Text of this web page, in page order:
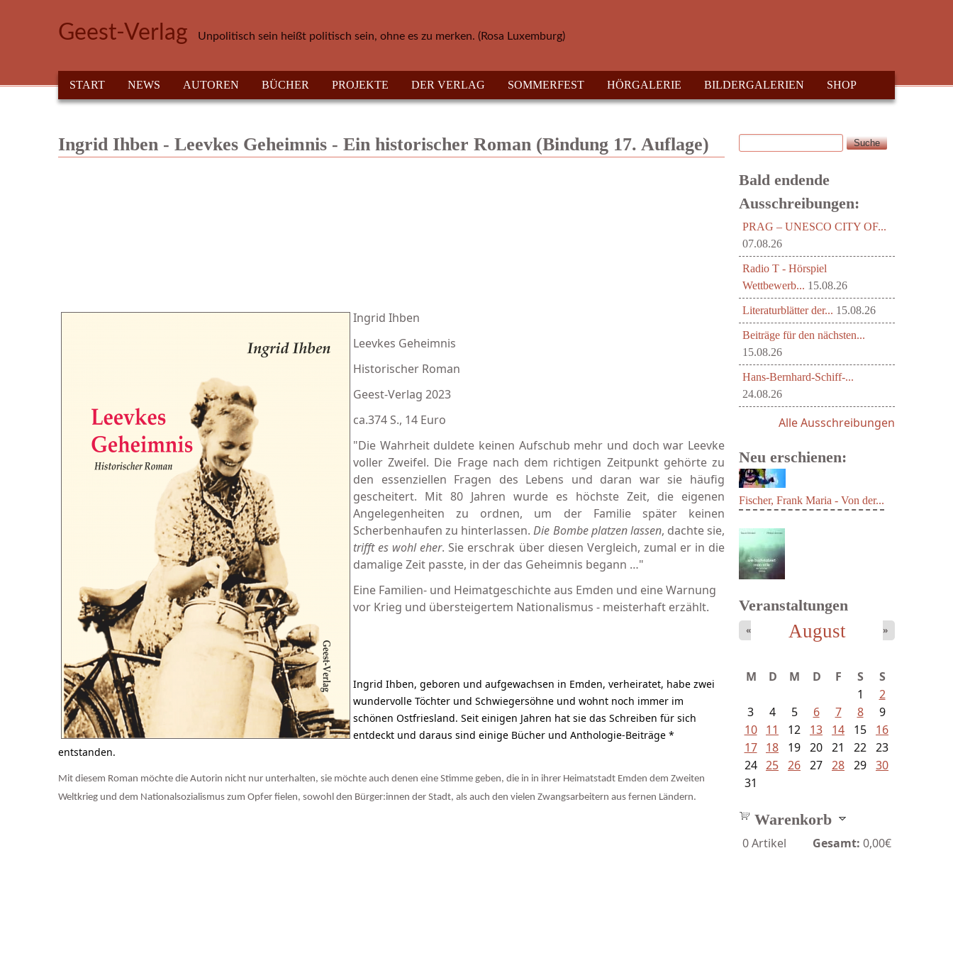
Geest-Verlag Unpolitisch sein heißt politisch sein, ohne es zu merken. (Rosa Luxemburg)
HAUPTMENÜ
START NEWS AUTOREN BÜCHER PROJEKTE DER VERLAG SOMMERFEST HÖRGALERIE BILDERGALERIEN SHOP
Ingrid Ihben - Leevkes Geheimnis - Ein historischer Roman (Bindung 17. Auflage)
Ingrid Ihben
Leevkes Geheimnis
Historischer Roman
Geest-Verlag 2023
ca.374 S., 14 Euro
"Die Wahrheit duldete keinen Aufschub mehr und doch war Leevke
voller Zweifel. Die Frage nach dem richtigen Zeitpunkt gehörte zu
den essenziellen Fragen des Lebens und daran war sie häufig
gescheitert. Mit 80 Jahren wurde es höchste Zeit, die eigenen
Angelegenheiten zu ordnen, um der Familie später keinen
Scherbenhaufen zu hinterlassen.Die Bombe platzen lassen, dachte sie,
trifft es wohl eher. Sie erschrak über diesen Vergleich, zumal er in die
damalige Zeit passte, in der das Geheimnis begann …"
Eine Familien- und Heimatgeschichte aus Emden und eine Warnung
vor Krieg und übersteigertem Nationalismus - meisterhaft erzählt.
Ingrid Ihben, geboren und aufgewachsen in Emden, verheiratet, habe zwei
wundervolle Töchter und Schwiegersöhne und wohnt noch immer im
schönen Ostfriesland. Seit einigen Jahren hat sie das Schreiben für sich
entdeckt und daraus sind einige Bücher und Anthologie-Beiträge *
entstanden.
Mit diesem Roman möchte die Autorin nicht nur unterhalten, sie möchte auch denen eine Stimme geben, die in in ihrer Heimatstadt Emden dem Zweiten
Weltkrieg und dem Nationalsozialismus zum Opfer fielen, sowohl den Bürger:innen der Stadt, als auch den vielen Zwangsarbeitern aus fernen Ländern.
Suchformular
Suche
Bald endende
Ausschreibungen:
PRAG – UNESCO CITY OF...
07.08.26
Radio T - Hörspiel
Wettbewerb... 15.08.26
Literaturblätter der... 15.08.26
Beiträge für den nächsten...
15.08.26
Hans-Bernhard-Schiff-...
24.08.26
Alle Ausschreibungen
Neu erschienen:
Fischer, Frank Maria - Von der...
Veranstaltungen
August
« »
M D M D F S
S
1
2
3
4 5 6 7 8
9
10
11 12 13 14 15
16
17
18 19 20 21 22 23
24 25 26 27 28 29 30
31
Warenkorb
0Artikel Gesamt: 0,00€